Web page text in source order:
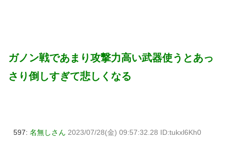
ガノン戦であまり攻撃力高い武器使うとあっ
さり倒しすぎて悲しくなる
597: 名無しさん 2023/07/28(金) 09:57:32.28 ID:tukxl6Kh0